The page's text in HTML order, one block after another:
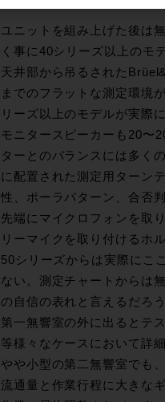
ユニットを組み上げた後は
く事に40シリーズ以上のモ
天井部から吊るされた
までのフラットな測定環境
リーズ以上のモデルが実際
モニタースピーカーも20〜
ターとのバランスには多く
に配置された測定用ターン
性、ポーラパターン、合否
先端にマイクロフォンを取
リーマイクを取り付けるホ
50シリーズからは実際にこ
ない。測定チャートからは
の自信の表れと言えるだろう
第一無響室の外に出るとテ
等様々なケースにおいて詳
やや小型の第二無響室でも
流通量と作業行程に大きな